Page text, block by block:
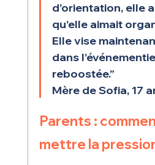
d’orientation, elle
qu’elle aimait
Elle vise
dans
reboostée.”
Mère de Sofia, 17
Parents :
mettre la